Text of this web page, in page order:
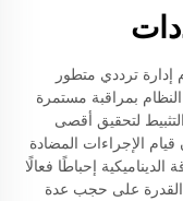
إدارة ترددي متطور
بمراقبة مستمرة
لتحقيق أقصى
الإجراءات المضادة
إحباطًا فعالًا
القدرة على حجب عدة